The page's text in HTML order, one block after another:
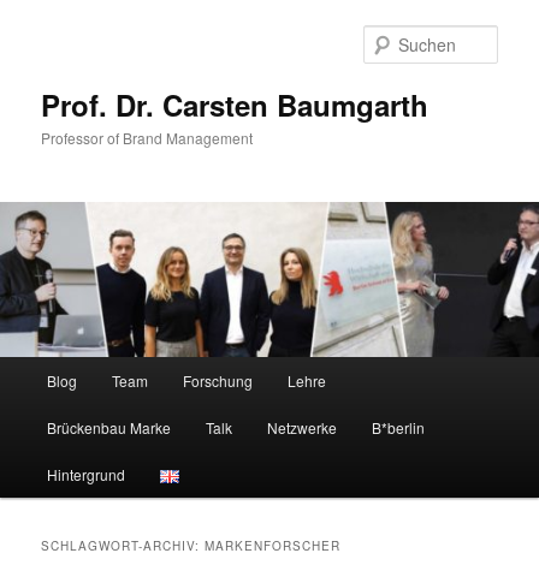
Prof. Dr. Carsten Baumgarth
Professor of Brand Management
Blog Team Forschung Lehre
Brückenbau Marke Talk Netzwerke B*berlin
Hintergrund
SCHLAGWORT-ARCHIV:MARKENFORSCHER